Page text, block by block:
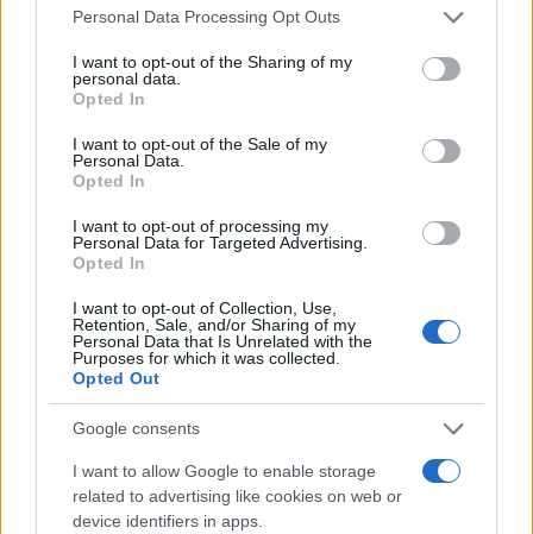
Please note that this website/app uses one or more Google
not limited to your visit or usage behaviour. You may click to
grant or deny consent to Google and its third-party tags to
use your data for below specified purposes in below Google
consent section.
Personal Data Processing Opt Outs
I want to opt-out of the Sharing of my
personal data.
Opted In
I want to opt-out of the Sale of my
Personal Data.
Opted In
I want to opt-out of processing my
Personal Data for Targeted Advertising.
Opted In
I want to opt-out of Collection, Use,
Retention, Sale, and/or Sharing of my
Personal Data that Is Unrelated with the
Purposes for which it was collected.
Opted Out
Google consents
I want to allow Google to enable storage
related to advertising like cookies on web or
device identifiers in apps.
ΕΚΟΥΑΔΟΡ: Γκαλιντέζ, Ινκαπιέ, Ορντονέζ, Πάτσο,
Βίτε, Φράνκο, Καϊσέδο, Γεμπόα, Βαλένσια, Πλάτα,
Ανγκούλο